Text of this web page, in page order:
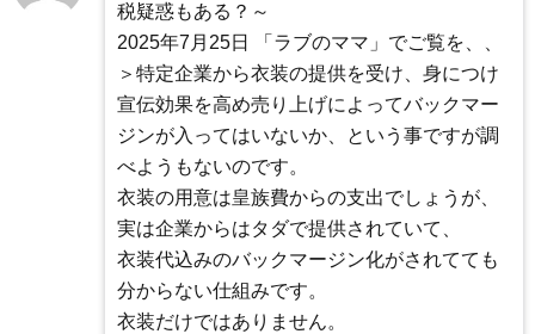
税疑惑もある？～
2025年7月25日 「ラブのママ」でご覧を、、
＞特定企業から衣装の提供を受け、身につけ
宣伝効果を高め売り上げによってバックマー
ジンが入ってはいないか、という事ですが調
べようもないのです。
衣装の用意は皇族費からの支出でしょうが、
実は企業からはタダで提供されていて、
衣装代込みのバックマージン化がされてても
分からない仕組みです。
衣装だけではありません。